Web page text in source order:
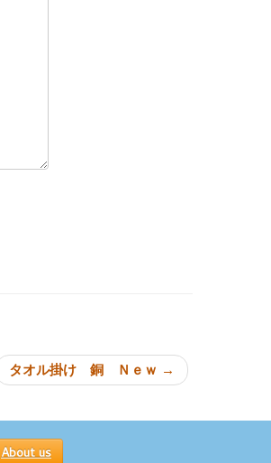
タオル掛け 銅 Ｎｅｗ →
About us